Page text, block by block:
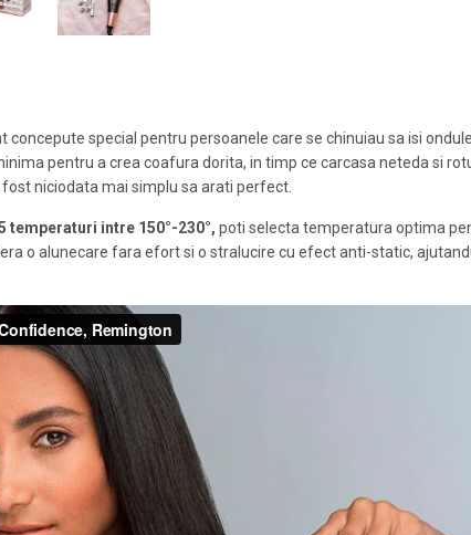
concepute special pentru persoanele care se chinuiau sa isi
pentru a crea coafura dorita, in timp ce carcasa neteda si
fost niciodata mai simplu sa arati perfect.
temperaturi intre 150°-230°, poti selecta temperatura optima
o alunecare fara efort si o stralucire cu efect anti-static,